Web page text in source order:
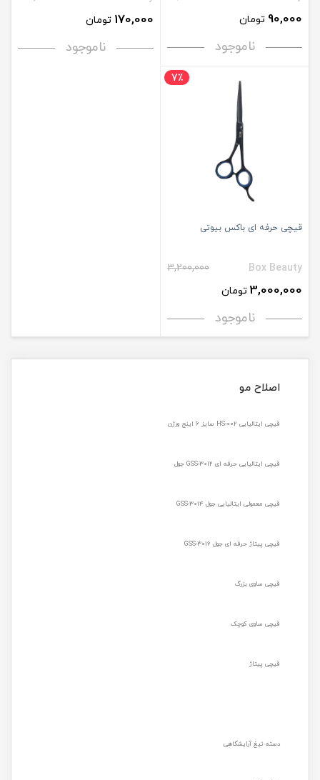
90,000 تومان
ناموجود
170,000 تومان
ناموجود
7٪
قیچی حرفه ای باکس بیوتی
Box Beauty
3,200,000
3,000,000 تومان
ناموجود
اصلاح مو
قیچی ایتالیایی HS-002 سایز 6 اینچ ورژن
قیچی ایتالیایی حرفه ای GSS-3012 جول
قیچی معمولی ایتالیایی جول GSS-3014
قیچی پیتاژ حرفه ای جول GSS-3016
قیچی ساوی بزرگ
قیچی ساوی کوچک
قیچی پیتاژ
دسته تیغ آرایشگاهی